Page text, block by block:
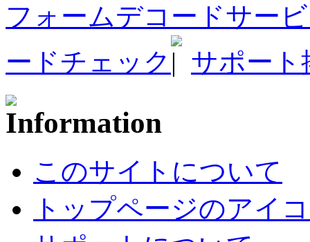
フォームデコードサー
ードチェック
サポート
このサイトについて
トップページのアイ